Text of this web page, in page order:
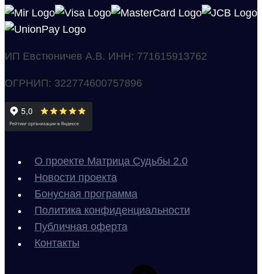
ИП Евстюничев А.В. ИНН: 771615913762
ОГРНИП: 322774600757896
О проекте Матрица Судьбы 2.0
Новости проекта
Бонусная программа
Политика конфиденциальности
Публичная оферта
Контакты